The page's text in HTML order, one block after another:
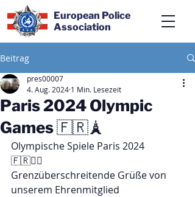
European Police
Association
Beitrag
Paris 2024 Olympic
Games 🇫🇷🗼
pres00007
4. Aug. 2024 1 Min. Lesezeit
Olympische Spiele Paris 2024
🇫🇷👮‍♂️
Grenzüberschreitende Grüße von
unserem Ehrenmitglied